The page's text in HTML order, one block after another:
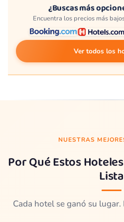
¿Buscas más
Encuentra los precios más
Ver todos los
NUESTRAS
Por Qué Estos
Lista
Cada hotel se ganó su